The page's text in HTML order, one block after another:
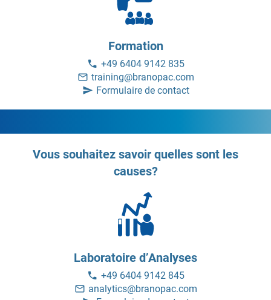
Formation
+49 6404 9142 835
training@branopac.com
Formulaire de contact
Vous souhaitez savoir quelles sont les
causes?
Laboratoire d’Analyses
+49 6404 9142 845
analytics@branopac.com